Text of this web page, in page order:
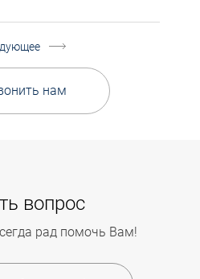
нам
вопрос
рад помочь Вам!